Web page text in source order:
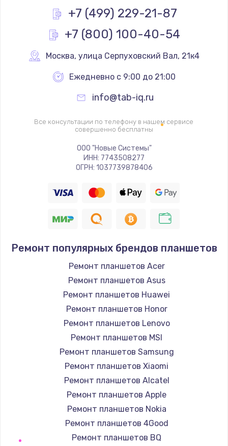
Заказать
Замена помпы
Ремонт гидросистемы
3000 руб.
Заказать
Замена электромагнитного клапана
2000 руб.
880 руб.
Замена GPS модуля
Заказать
Устранение ошибок
Заказать
Заказать
+7 (499) 229-21-87
+7 (800) 100-40-54
Москва, улица Серпуховский Вал, 21к4
Ежедневно с 9:00 до 21:00
info@tab-iq.ru
Все консультации по телефону в нашем сервисе
совершенно бесплатны
ООО "Новые Системы"
ИНН: 7743508277
ОГРН: 1037739878406
Ремонт популярных брендов планшетов
Ремонт планшетов Acer
Ремонт планшетов Asus
Ремонт планшетов Huawei
Ремонт планшетов Honor
Ремонт планшетов Lenovo
Ремонт планшетов MSI
Ремонт планшетов Samsung
Ремонт планшетов Xiaomi
Ремонт планшетов Alcatel
Ремонт планшетов Apple
Ремонт планшетов Nokia
Ремонт планшетов 4Good
Ремонт планшетов BQ